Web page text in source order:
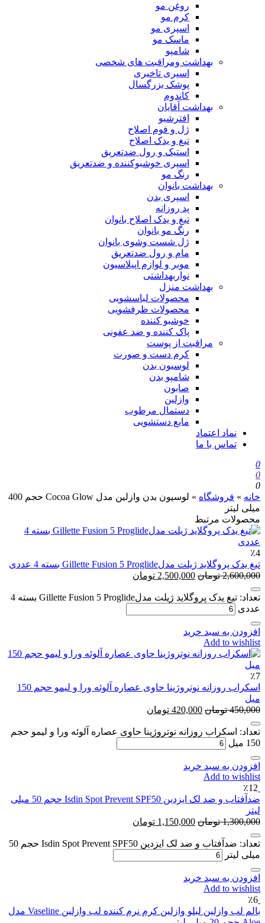
روغن مو
کرم مو
اسپری مو
ماسک مو
شامپو
بهداشت ومراقبت های شخصی
اسپری تاخیری
پوشک بزرگسال
کاندوم
بهداشت آقایان
افترشیو
ژل و فوم اصلاح
تیغ و یدک اصلاح
استیک و رول ضدتعریق
اسپری خوشبوکننده و ضدتعریق
رنگ مو
بهداشت بانوان
اسپری بدن
پد روزانه
تیغ و یدک اصلاح بانوان
رنگ مو بانوان
ژل شست وشوی بانوان
مام و رول ضدتعریق
موبر و لوازم اپیلاسیون
نواربهداشتی
بهداشت منزل
محصولات لباسشویی
محصولات ظرفشویی
خوشبو کننده
پاک کننده و ضد عفونی
مراقبت از پوست
کرم دست و صورت
لوسیون بدن
شامپو بدن
صابون
وازلین
دستمال مرطوب
مایع دستشویی
نماد اعتماد
تماس با ما
0
0
0
خانه » فروشگاه »
لوسیون بدن وازلین مدل Cocoa Glow حجم 400
میلی لیتر
محصولات مرتبط
٪4
تیغ یدک پروگلاید ژیلت مدلGillette Fusion 5 Proglide بسته 4 عددی
2,600,000 تومان 2,500,000 تومان
تعداد: تیغ یدک پروگلاید ژیلت مدلGillette Fusion 5 Proglide بسته 4
عددی
افزودن به سبد خرید
Add to wishlist
٪7
اسکراب روزانه نوتروژینا حاوی عصاره آلوئه ورا و لیمو حجم 150
میل
450,000 تومان 420,000 تومان
تعداد: اسکراب روزانه نوتروژینا حاوی عصاره آلوئه ورا و لیمو حجم
150 میل
افزودن به سبد خرید
Add to wishlist
٪12
ضدآفتاب و ضد لک ایزدین Isdin Spot Prevent SPF50 حجم 50 میلی
لیتر
1,300,000 تومان 1,150,000 تومان
تعداد: ضدآفتاب و ضد لک ایزدین Isdin Spot Prevent SPF50 حجم 50
میلی لیتر
افزودن به سبد خرید
Add to wishlist
٪6
بالم لب وازلین لبلو وازلین کرم نرم کننده لب وازلین Vaseline مدل